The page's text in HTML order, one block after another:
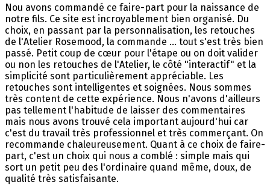
Nou avons commandé ce faire-part pour la naissance de
notre fils. Ce site est incroyablement bien organisé. Du
choix, en passant par la personnalisation, les retouches
de l'Atelier Rosemood, la commande ... tout s'est très bien
passé. Petit coup de cœur pour l'étape ou on doit valider
ou non les retouches de l'Atelier, le côté "interactif" et la
simplicité sont particulièrement appréciable. Les
retouches sont intelligentes et soignées. Nous sommes
très content de cette expérience. Nous n'avons d'ailleurs
pas tellement l'habitude de laisser des commentaires
mais nous avons trouvé cela important aujourd'hui car
c'est du travail très professionnel et très commerçant. On
recommande chaleureusement. Quant à ce choix de faire-
part, c'est un choix qui nous a comblé : simple mais qui
sort un petit peu des l'ordinaire quand même, doux, de
qualité très satisfaisante.